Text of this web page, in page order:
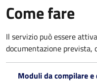
Come fare
Il servizio può essere
documentazione prevista,
Moduli da compilare